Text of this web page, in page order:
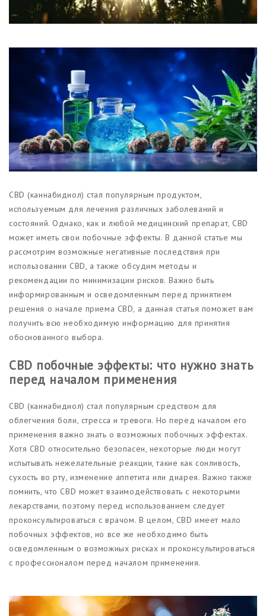
Функциональные продукты с
CBD
Красота и гигиена
CBD для животных
Какао и шоколад с CBD
Магазины
CBD (каннабидиол) стал популярным продуктом,
используемым для лечения различных заболеваний и
состояний. Однако, как и любой медицинский препарат, CBD
может иметь свои побочные эффекты. В данной статье мы
рассмотрим возможные негативные последствия при
использовании CBD, а также обсудим методы и
рекомендации по минимизации рисков. Важно быть
информированным и осведомленным перед принятием
решения о начале приема CBD, а данная статья поможет вам
получить всю необходимую информацию для принятия
обоснованного выбора.
CBD побочные эффекты: что нужно знать
перед началом применения
CBD (каннабидиол) стал популярным средством для
облегчения боли, стресса и тревоги. Но перед началом его
применения важно знать о возможных побочных эффектах.
Хотя CBD относительно безопасен, некоторые люди могут
испытывать нежелательные реакции, такие как сонливость,
сухость во рту, изменение аппетита или диарея. Важно также
помнить, что CBD может взаимодействовать с некоторыми
лекарствами, поэтому перед использованием следует
проконсультироваться с врачом. В целом, CBD имеет мало
побочных эффектов, но все же необходимо быть
осведомленным о возможных рисках и проконсультироваться
с профессионалом перед началом применения.